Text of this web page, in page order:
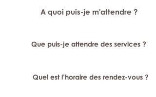
A quoi puis-je m'attendre ?
Que puis-je attendre des services ?
Quel est l’horaire des rendez-vous ?